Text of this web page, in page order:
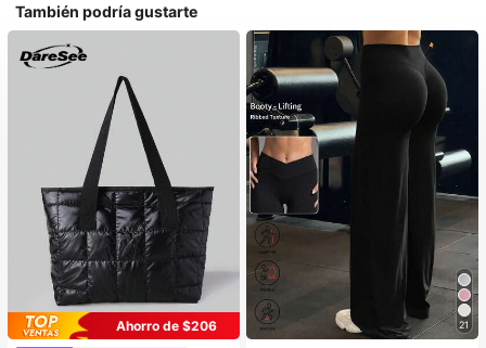
También podría gustarte
Ahorro de $206
#1 Más vendidos
en Multicompartimento Bolsos De Mano Para Mujer
21